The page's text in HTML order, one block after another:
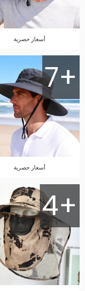
أسعار حصرية
7+
أسعار حصرية
4+